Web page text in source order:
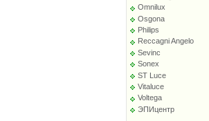
Omnilux
Osgona
Philips
Reccagni Angelo
Sevinc
Sonex
ST Luce
Vitaluce
Voltega
ЭПИцентр